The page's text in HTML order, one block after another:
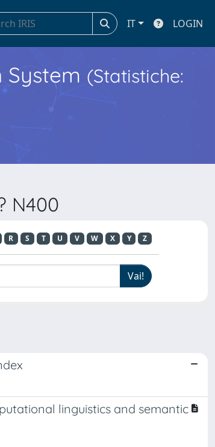
IT LOGIN
System (Statistiche:
N400
R S T U V W X Y Z
linguistics and semantic